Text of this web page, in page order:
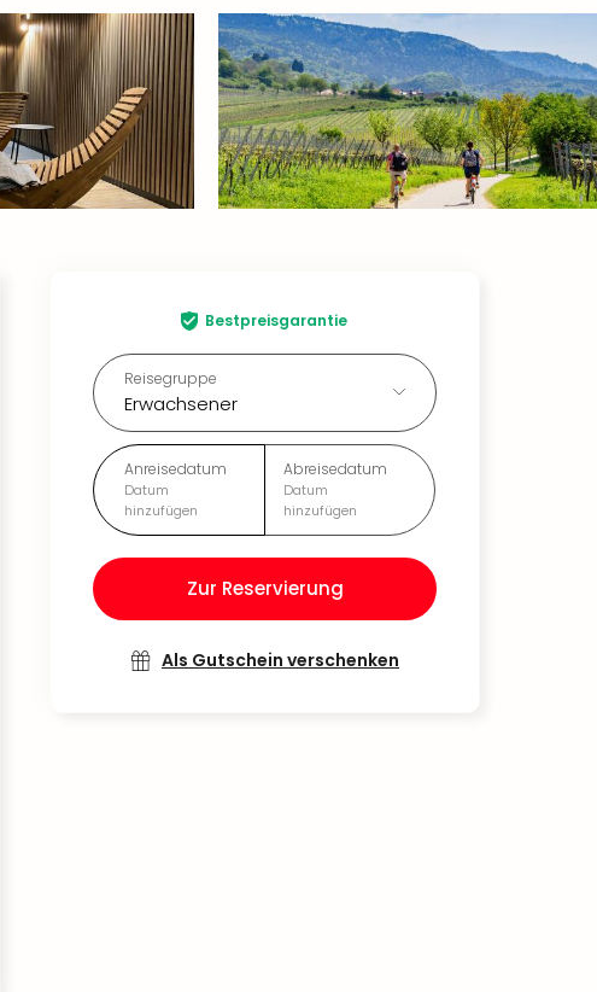
Bestpreisgarantie
Reisegruppe
Erwachsener
Anreisedatum
Datum
hinzufügen
Abreisedatum
Datum
hinzufügen
Zur Reservierung
Als Gutschein verschenken